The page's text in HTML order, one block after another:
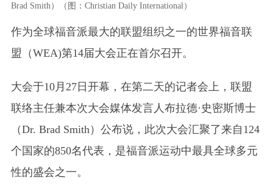
Brad Smith）（图：Christian Daily International）
作为全球福音派最大的联盟组织之一的世界福音联
盟（WEA)第14届大会正在首尔召开。
大会于10月27日开幕，在第二天的记者会上，联盟
联络主任兼本次大会媒体发言人布拉德·史密斯博士
（Dr. Brad Smith）公布说，此次大会汇聚了来自124
个国家的850名代表，是福音派运动中最具全球多元
性的盛会之一。